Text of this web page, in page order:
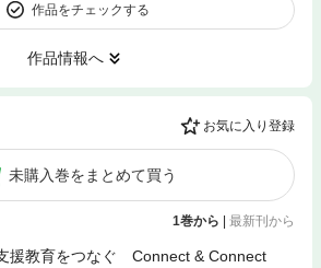
作品をチェックする
作品情報へ
お気に入り登録
未購入巻をまとめて買う
1巻から | 最新刊から
援教育をつなぐ Connect & Connect